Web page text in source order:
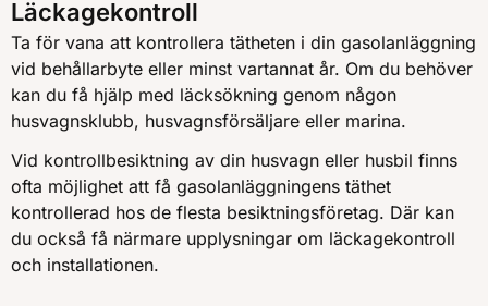
Läckagekontroll
Ta för vana att kontrollera tätheten i din gasolanläggning
vid behållarbyte eller minst vartannat år. Om du behöver
kan du få hjälp med läcksökning genom någon
husvagnsklubb, husvagnsförsäljare eller marina.
Vid kontrollbesiktning av din husvagn eller husbil finns
ofta möjlighet att få gasolanläggningens täthet
kontrollerad hos de flesta besiktningsföretag. Där kan
du också få närmare upplysningar om läckagekontroll
och installationen.